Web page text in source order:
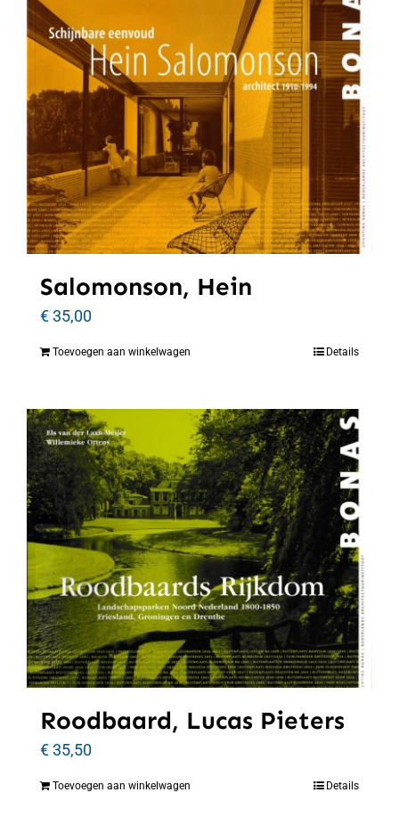
Salomonson, Hein
€35,00
Toevoegen aan winkelwagen Details
Roodbaard, Lucas Pieters
€35,50
Toevoegen aan winkelwagen Details